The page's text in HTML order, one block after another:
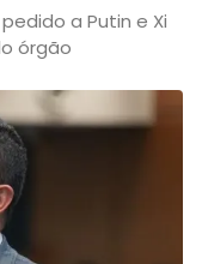
a Putin e Xi
órgão